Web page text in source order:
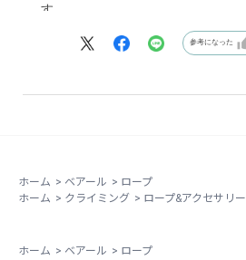
す。
参考になった
ホーム > ベアール > ロープ
ホーム > クライミング > ロープ&アクセサリー
ホーム > ベアール > ロープ